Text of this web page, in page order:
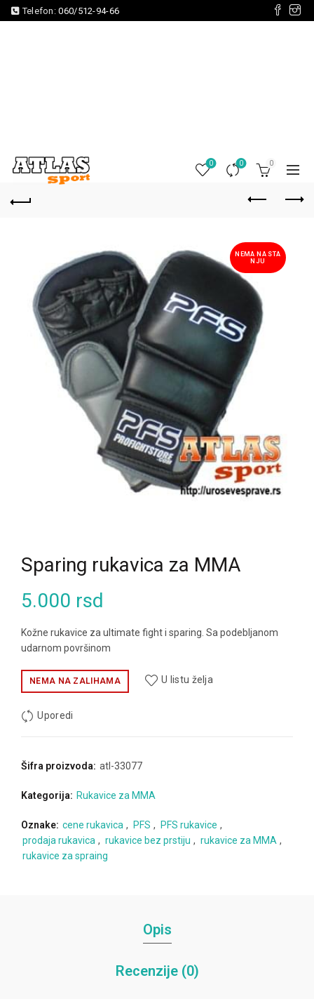
Telefon:060/512-94-66
0 0 0
NEMA NA STA
NJU
Sparing rukavica za MMA
5.000 rsd
Kožne rukavice za ultimate fight i sparing. Sa podebljanom
udarnom površinom
NEMA NA ZALIHAMA U listu želja
Uporedi
Šifra proizvoda: atl-33077
Kategorija: Rukavice za MMA
Oznake: cene rukavica , PFS , PFS rukavice ,
prodaja rukavica , rukavice bez prstiju , rukavice za MMA ,
rukavice za spraing
Opis
Recenzije (0)